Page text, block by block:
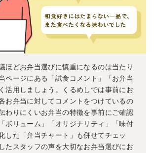
ほどお弁当選びに慎重になるのは当たり
ページにある「試食コメント」「お弁当
活用しましょう。くるめしでは事前にお
お弁当に対してコメントをつけているの
わりにくいお弁当の特徴を事前にご確認
ボリューム」「オリジナリティ」「味付
した「弁当チャート」も併せてチェッ
たスタッフの声を大切なお弁当選びにお